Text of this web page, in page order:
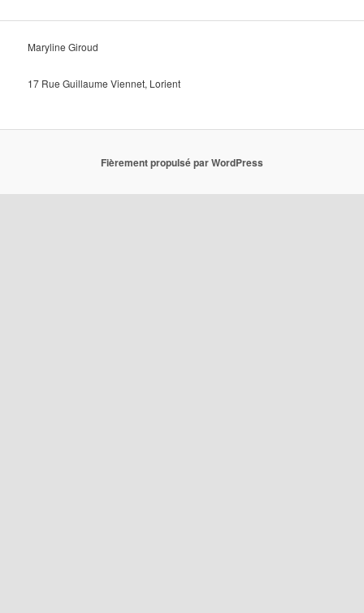
Maryline Giroud
17 Rue Guillaume Viennet, Lorient
Fièrement propulsé par WordPress